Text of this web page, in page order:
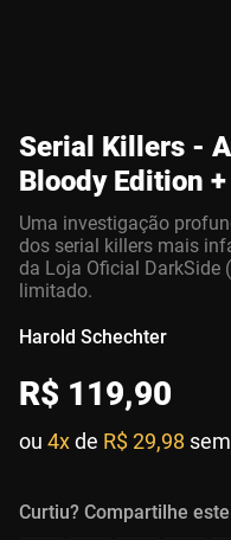
Serial Killers -
Bloody Edition
Uma investigação
dos serial killers mais
da Loja Oficial DarkSide
limitado.
Harold Schechter
R$ 119,90
ou 4xde R$ 29,98
Curtiu? Compartilhe